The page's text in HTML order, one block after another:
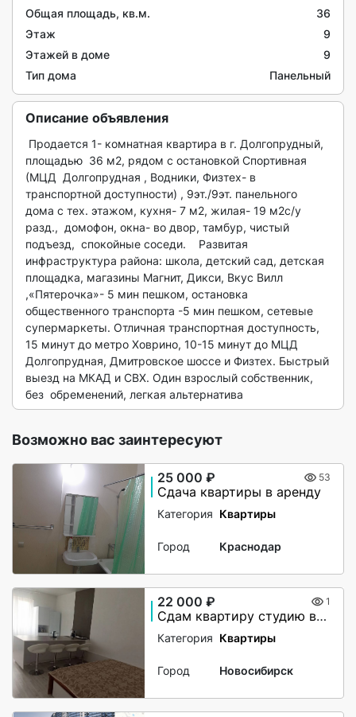
Общая площадь, кв.м.
36
Этаж
9
Этажей в доме
9
Тип дома
Панельный
Описание объявления
площадью  36 м2, рядом с остановкой Спортивная
(МЦД  Долгопрудная , Водники, Физтех- в
транспортной доступности) , 9эт./9эт. панельного
дома с тех. этажом, кухня- 7 м2, жилая- 19 м2с/у
разд.,  домофон, окна- во двор, тамбур, чистый
подъезд,  спокойные соседи.    Развитая
инфраструктура района: школа, детский сад, детская
площадка, магазины Магнит, Дикси, Вкус Вилл
,«Пятерочка»- 5 мин пешком, остановка
общественного транспорта -5 мин пешком, сетевые
супермаркеты. Отличная транспортная доступность,
15 минут до метро Ховрино, 10-15 минут до МЦД
Долгопрудная, Дмитровское шоссе и Физтех. Быстрый
выезд на МКАД и СВХ. Один взрослый собственник,
без  обременений, легкая альтернатива
Возможно вас заинтересуют
25 000 ₽ 53
Сдача квартиры в аренду
Категория Квартиры
Город Краснодар
22 000 ₽ 1
Сдам квартиру студию в аренду на долгий срок
Категория Квартиры
Город Новосибирск